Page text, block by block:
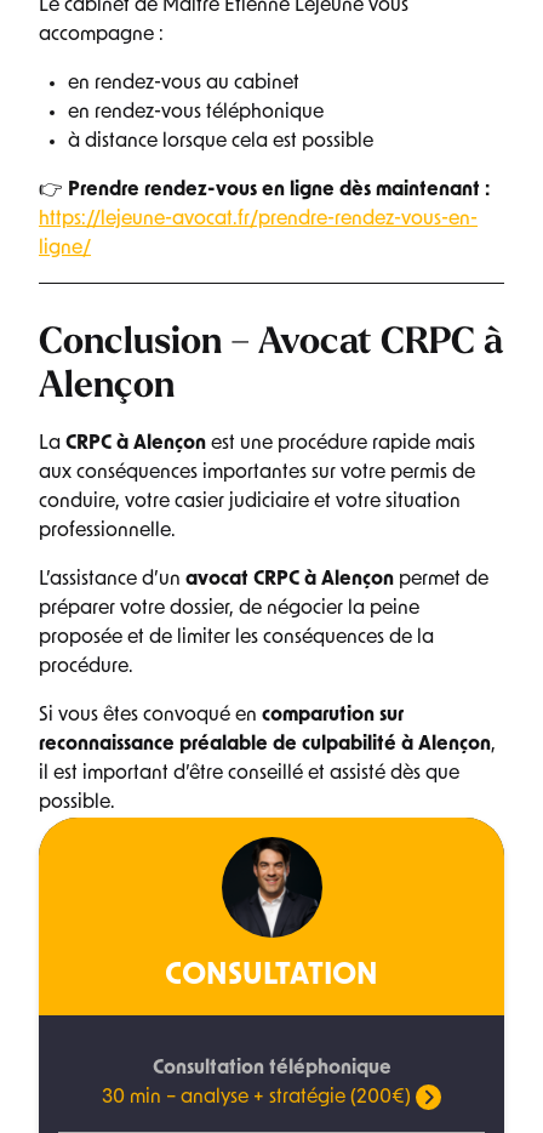
Le cabinet de Maître Etienne Lejeune vous
accompagne :
en rendez-vous au cabinet
en rendez-vous téléphonique
à distance lorsque cela est possible
👉 Prendre rendez-vous en ligne dès maintenant :
https://lejeune-avocat.fr/prendre-rendez-vous-en-
ligne/
Conclusion – Avocat CRPC à
Alençon
La CRPC à Alençon est une procédure rapide mais
aux conséquences importantes sur votre permis de
conduire, votre casier judiciaire et votre situation
professionnelle.
L’assistance d’un avocat CRPC à Alençon permet de
préparer votre dossier, de négocier la peine
proposée et de limiter les conséquences de la
procédure.
Si vous êtes convoqué en comparution sur
reconnaissance préalable de culpabilité à Alençon,
il est important d’être conseillé et assisté dès que
possible.
CONSULTATION
Consultation téléphonique
30 min – analyse + stratégie (200€)